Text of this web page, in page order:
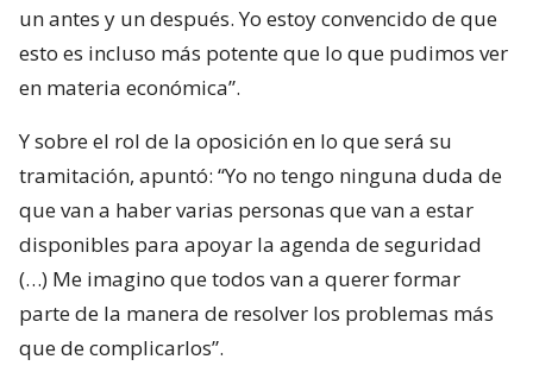
un antes y un después. Yo estoy convencido de que
esto es incluso más potente que lo que pudimos ver
en materia económica”.
Y sobre el rol de la oposición en lo que será su
tramitación, apuntó: “Yo no tengo ninguna duda de
que van a haber varias personas que van a estar
disponibles para apoyar la agenda de seguridad
(…) Me imagino que todos van a querer formar
parte de la manera de resolver los problemas más
que de complicarlos”.